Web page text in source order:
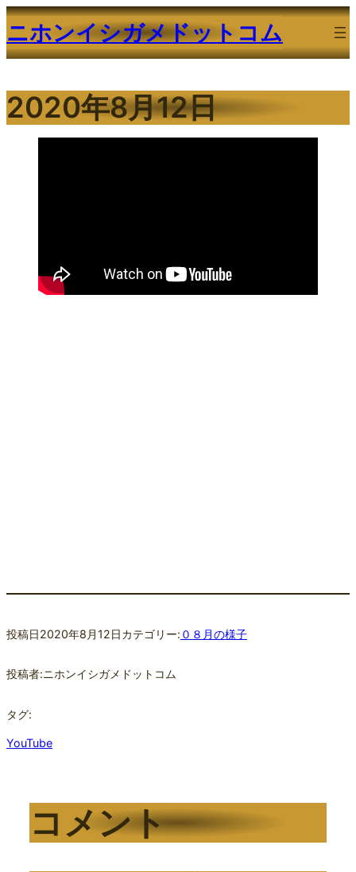
内
容
を
キ
ッ
ニホンイシガメドットコム
2020年8月12日
投稿日2020年8月12日カテゴリー: ０８月の様子
投稿者:ニホンイシガメドットコム
タグ:
YouTube
コメント